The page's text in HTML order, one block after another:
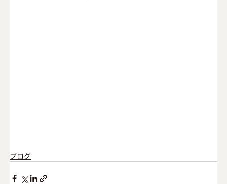
ブログ